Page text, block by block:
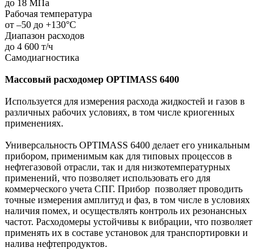
до 18 МПа
Рабочая температура
от –50 до +130°С
Диапазон расходов
до 4 600 т/ч
Самодиагностика
Массовый расходомер OPTIMASS 6400
Используется для измерения расхода жидкостей и газов в
различных рабочих условиях, в том числе криогенных
применениях.
Универсальность OPTIMASS 6400 делает его уникальным
прибором, применимым как для типовых процессов в
нефтегазовой отрасли, так и для низкотемпературных
применений, что позволяет использовать его для
коммерческого учета СПГ. Прибор позволяет проводить
точные измерения амплитуд и фаз, в том числе в условиях
наличия помех, и осуществлять контроль их резонансных
частот. Расходомеры устойчивы к вибрации, что позволяет
применять их в составе установок для транспортировки и
налива нефтепродуктов.